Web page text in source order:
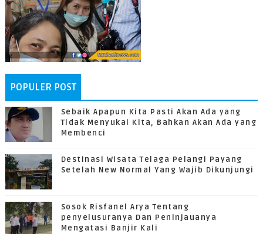
POPULER POST
Sebaik Apapun Kita Pasti Akan Ada yang
Tidak Menyukai Kita, Bahkan Akan Ada yang
Membenci
Destinasi Wisata Telaga Pelangi Payang
Setelah New Normal Yang Wajib Dikunjungi
Sosok Risfanel Arya Tentang
penyelusuranya Dan Peninjauanya
Mengatasi Banjir Kali